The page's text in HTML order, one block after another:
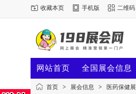
收藏本页 手机版 二维码
网站首页 全国展会信息
首页 > 展会信息 > 医药保健展